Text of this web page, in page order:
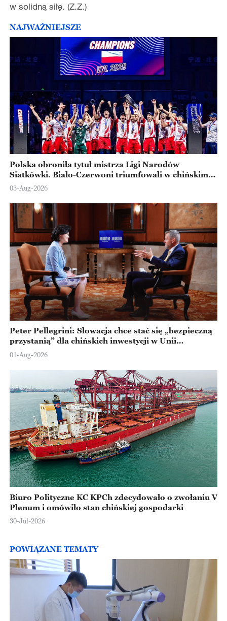
w solidną siłę. (Z.Z.)
NAJWAŻNIEJSZE
Polska obroniła tytuł mistrza Ligi Narodów
Siatkówki. Biało-Czerwoni triumfowali w chińskim
Ningbo
03-Aug-2026
Peter Pellegrini: Słowacja chce stać się „bezpieczną
przystanią” dla chińskich inwestycji w Unii
Europejskiej
01-Aug-2026
Biuro Polityczne KC KPCh zdecydowało o zwołaniu V
Plenum i omówiło stan chińskiej gospodarki
30-Jul-2026
POWIĄZANE TEMATY